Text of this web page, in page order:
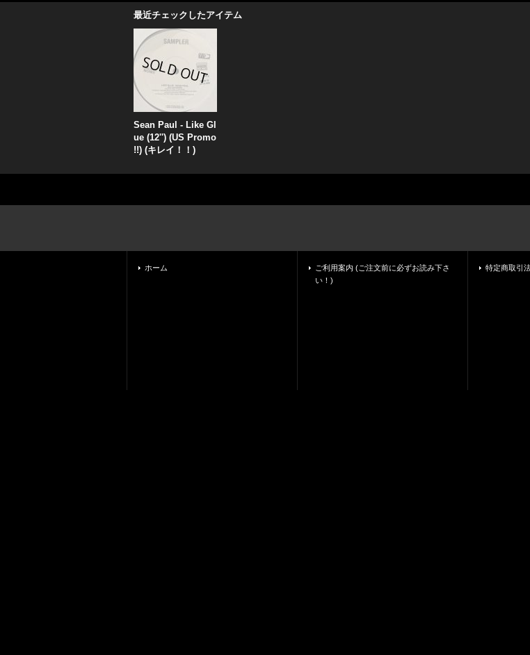
最近チェックしたアイテム
Sean Paul - Like Gl
ue (12'') (US Promo
!!) (キレイ！！)
ホーム
ご利用案内 (ご注文前に必ずお読み下さ
い！)
特定商取引